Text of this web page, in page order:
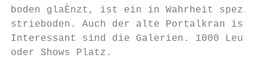
boden glaÈnzt, ist ein in Wahrheit
strieboden. Auch der alte Portalkran ist
Interessant sind die Galerien. 1000 Leute
oder Shows Platz.